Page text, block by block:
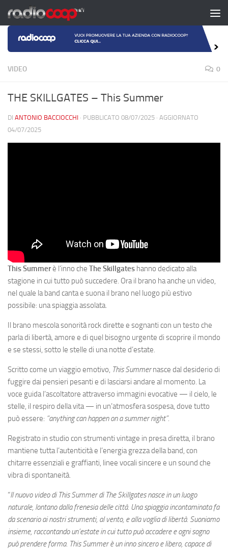
Salta al contenuto
VIDEO 0
THE SKILLGATES – This Summer
DI ANTONIO BACCIOCCHI · PUBBLICATO 08/07/2025 · AGGIORNATO
04/07/2025
This Summerè l’inno che The Skillgates hanno dedicato alla
stagione in cui tutto può succedere. Ora il brano ha anche un video,
nel quale la band canta e suona il brano nel luogo più estivo
possibile: una spiaggia assolata.
Il brano mescola sonorità rock dirette e sognanti con un testo che
parla di libertà, amore e di quel bisogno urgente di scoprire il mondo
e se stessi, sotto le stelle di una notte d’estate.
Scritto come un viaggio emotivo, This Summernasce dal desiderio di
fuggire dai pensieri pesanti e di lasciarsi andare al momento. La
voce guida l’ascoltatore attraverso immagini evocative — il cielo, le
stelle, il respiro della vita — in un’atmosfera sospesa, dove tutto
può essere: “anything can happen on a summer night”.
Registrato in studio con strumenti vintage in presa diretta, il brano
mantiene tutta l’autenticità e l’energia grezza della band, con
chitarre essenziali e graffianti, linee vocali sincere e un sound che
vibra di spontaneità.
“Il nuovo video di This Summer di The Skillgates nasce in un luogo
naturale, lontano dalla frenesia delle città. Una spiaggia incontaminata fa
da scenario ai nostri strumenti, al vento, e alla voglia di libertà. Suoniamo
insieme, raccontando un’estate in cui tutto può accadere e ogni sogno
può prendere forma. This Summer è un inno sincero e libero, capace di